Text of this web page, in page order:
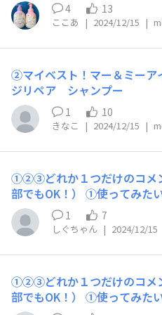
シャンプー ボディーソープ
な！マー＆ミーアイテム（←
てください！） 子ども用洗顔
4 13
ここあ | 2024/12/15 |
②マイベスト！マー＆ミーアイテム マー＆ミ
ジリペア シャンプー
1 10
きなこ | 2024/12/15 |
①②③どれか１つだけのコメ
部でもOK！） ①使ってみたい！気になる！マー＆ミーア
イテム ②マイベスト！マー＆ミーアイテム ③あったらい
いな！マー＆ミーアイテム（
えてください！）
1 7
しぐちゃん | 2024/12/15
①②③どれか１つだけのコメ
部でもOK！） ①使ってみたい！気になる！マー＆ミーア